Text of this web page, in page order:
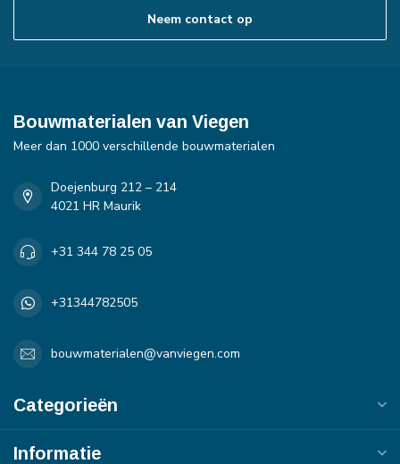
Neem contact op
Bouwmaterialen van Viegen
Meer dan 1000 verschillende bouwmaterialen
Doejenburg 212 – 214
4021 HR Maurik
+31 344 78 25 05
+31344782505
bouwmaterialen@vanviegen.com
Categorieën
Informatie